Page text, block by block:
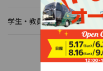
学生・教員の活動